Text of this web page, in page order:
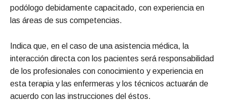
podólogo debidamente capacitado, con experiencia en
las áreas de sus competencias.
Indica que, en el caso de una asistencia médica, la
interacción directa con los pacientes será responsabilidad
de los profesionales con conocimiento y experiencia en
esta terapia y las enfermeras y los técnicos actuarán de
acuerdo con las instrucciones del éstos.